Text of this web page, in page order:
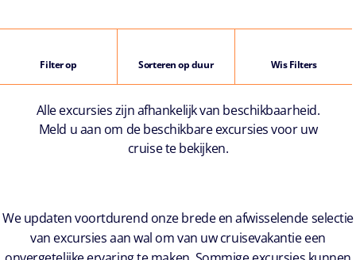
Filter op Sorteren op duur Wis Filters
Alle excursies zijn afhankelijk van beschikbaarheid.
Meld u aan om de beschikbare excursies voor uw
cruise te bekijken.
We updaten voortdurend onze brede en afwisselende selectie
van excursies aan wal om van uw cruisevakantie een